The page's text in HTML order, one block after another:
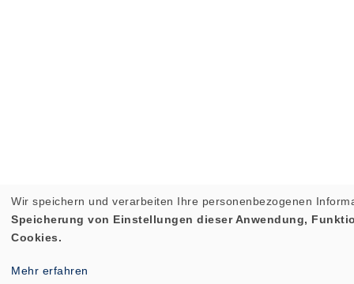
Wir speichern und verarbeiten Ihre personenbezogenen
Speicherung von Einstellungen dieser Anwendung,
Cookies.
Mehr erfahren